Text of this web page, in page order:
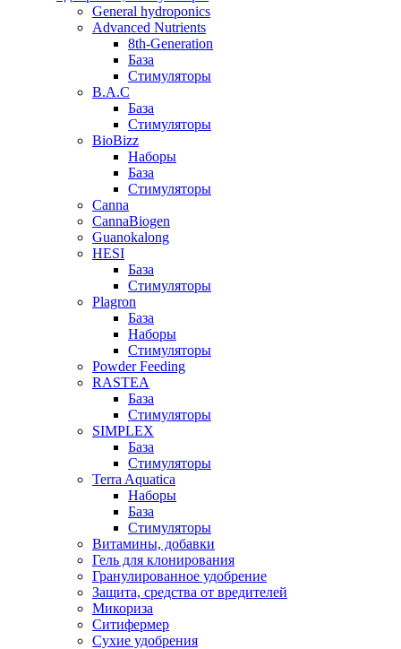
General hydroponics
Advanced Nutrients
8th-Generation
База
Стимуляторы
B.A.C
База
Стимуляторы
BioBizz
Наборы
База
Стимуляторы
Canna
CannaBiogen
Guanokalong
HESI
База
Стимуляторы
Plagron
База
Наборы
Стимуляторы
Powder Feeding
RASTEA
База
Стимуляторы
SIMPLEX
База
Стимуляторы
Terra Aquatica
Наборы
База
Стимуляторы
Витамины, добавки
Гель для клонирования
Гранулированное удобрение
Защита, средства от вредителей
Микориза
Ситифермер
Сухие удобрения